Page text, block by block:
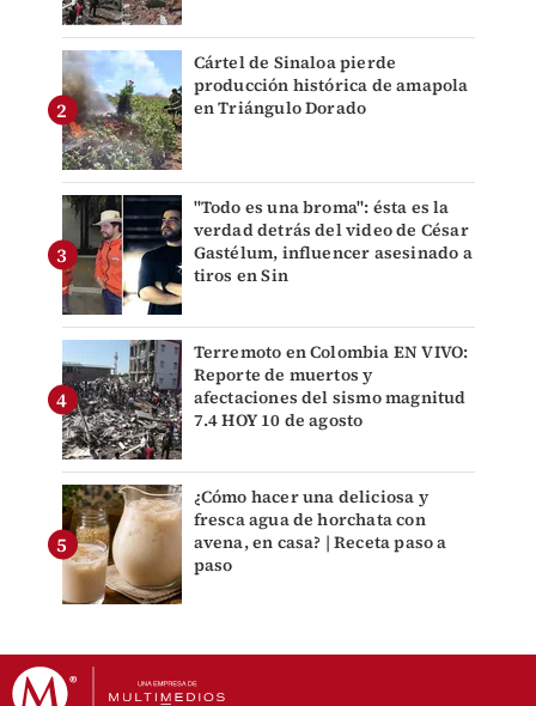
Cártel de Sinaloa pierde
producción histórica de amapola
en Triángulo Dorado
"Todo es una broma": ésta es la
verdad detrás del video de César
Gastélum, influencer asesinado a
tiros en Sin
Terremoto en Colombia EN VIVO:
Reporte de muertos y
afectaciones del sismo magnitud
7.4 HOY 10 de agosto
¿Cómo hacer una deliciosa y
fresca agua de horchata con
avena, en casa? | Receta paso a
paso